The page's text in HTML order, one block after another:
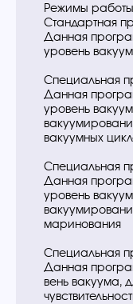
Режимы работы
Стандартная
Данная
уровень
Специальная
Данная
уровень
вакуумных
Специальная
Данная
уровень
маринования
Специальная
Данная
вень вакуума,